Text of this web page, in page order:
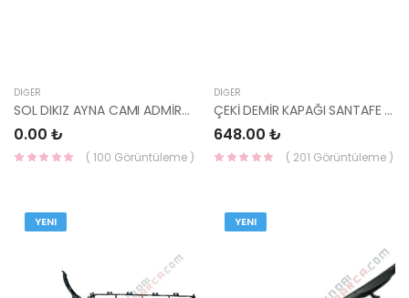
DIĞER
SOL DIKIZ AYNA CAMI ADMİRA-
0.00 ₺
( 100 Görüntüleme )
DIĞER
ÇEKİ DEMİR KAPAĞI SANTAFE 86667-2W000-HMC
648.00 ₺
( 201 Görüntüleme )
YENI YENI